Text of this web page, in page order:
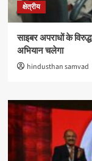
क्षेत्रीय
साइबर अपराधों के
अभियान चलेगा
hindusthan samvad